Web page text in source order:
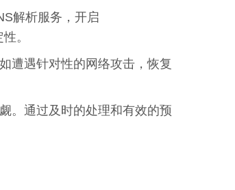
解析服务，开启
。
遭遇针对性的网络攻击，恢复
。通过及时的处理和有效的预